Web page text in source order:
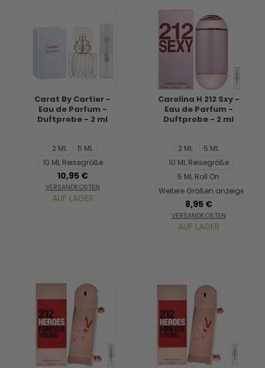
Carat By Cartier -
Eau de Parfum -
Duftprobe - 2 ml
2 ML
5 ML
10 ML Reisegröße
10,95 €
VERSANDKOSTEN
AUF LAGER
Carolina H 212 Sxy -
Eau de Parfum -
Duftprobe - 2 ml
2 ML
5 ML
10 ML Reisegröße
5 ML Roll On
Weitere Größen anzeigen...
8,95 €
VERSANDKOSTEN
AUF LAGER